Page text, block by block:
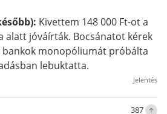
Kivettem 148 000 Ft-ot a
alatt jóváírták. Bocsánatot kérek
bankok monopóliumát próbálta
lebuktatta.
Jelentés
387